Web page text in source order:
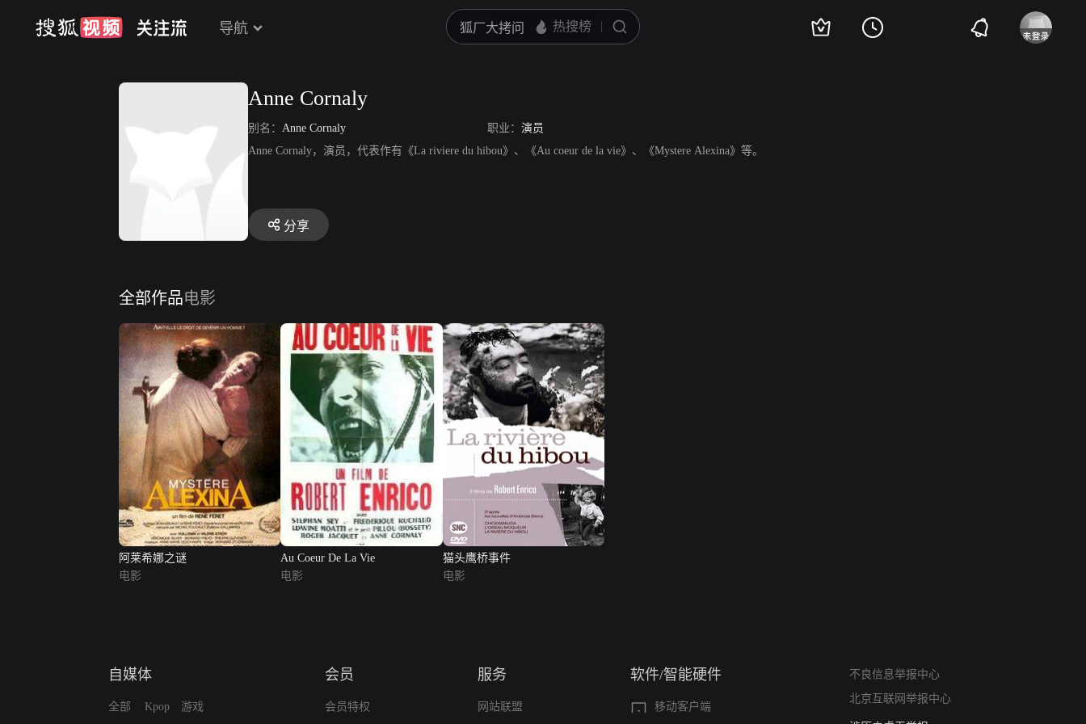
导航
Anne Cornaly
别名： Anne Cornaly 职业： 演员
Anne Cornaly，演员，代表作有《La riviere du hibou》、《Au coeur de la vie》、《Mystere Alexina》等。
分享
全部作品电影
阿莱希娜之谜
电影
Au Coeur De La Vie
电影
猫头鹰桥事件
电影
自媒体
全部 Kpop 游戏
会员
会员特权
服务
网站联盟
软件/智能硬件
移动客户端
不良信息举报中心
北京互联网举报中心
亚运会举报专区